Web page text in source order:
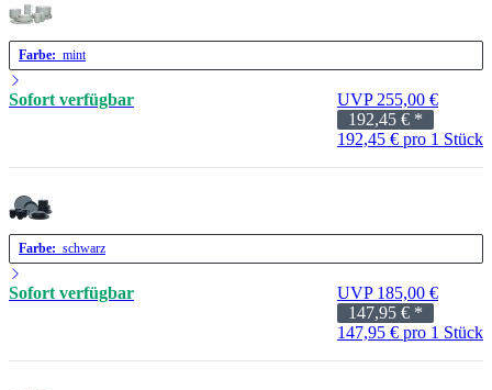
Farbe: mint
Sofort verfügbar
UVP 255,00 €
192,45 € *
192,45 € pro 1 Stück
Farbe: schwarz
Sofort verfügbar
UVP 185,00 €
147,95 € *
147,95 € pro 1 Stück